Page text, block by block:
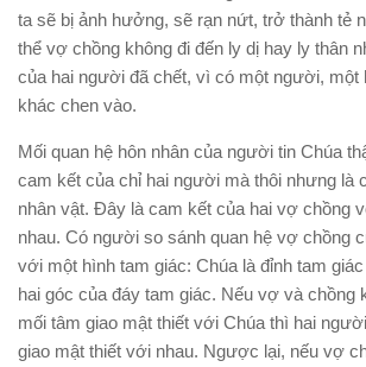
ta sẽ bị ảnh hưởng, sẽ rạn nứt, trở thành tẻ
thể vợ chồng không đi đến ly dị hay ly thân
của hai người đã chết, vì có một người, một
khác chen vào.
Mối quan hệ hôn nhân của người tin Chúa
cam kết của chỉ hai người mà thôi nhưng là
nhân vật. Ðây là cam kết của hai vợ chồng
nhau. Có người so sánh quan hệ vợ chồng
với một hình tam giác: Chúa là đỉnh tam
hai góc của đáy tam giác. Nếu vợ và chồng
mối tâm giao mật thiết với Chúa thì hai
giao mật thiết với nhau. Ngược lại, nếu vợ